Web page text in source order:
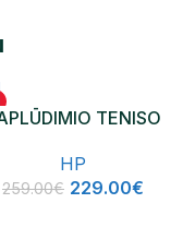
TENISO
HP
259.00€ 229.00€